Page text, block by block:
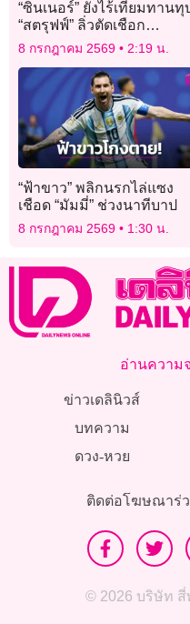
“ซินเนอร์” ยังไร้เทียมทานทุ
“สตรุฟฟ์” ลิ่วตัดเชือก
วิมเบิลดัน
8 กรกฎาคม 2569 2:19 น.
“ฟ้าขาว” พลิกนรกไล่แซง
เชือด “มัมมี่” ช่วงนาทีบาป
8 กรกฎาคม 2569 1:30 น.
อ่านความ
ข่าวเดลินิวส์
บทความ
ดวง-หวย
ติดต่อโฆษณาร่
© 2026 บริษัท